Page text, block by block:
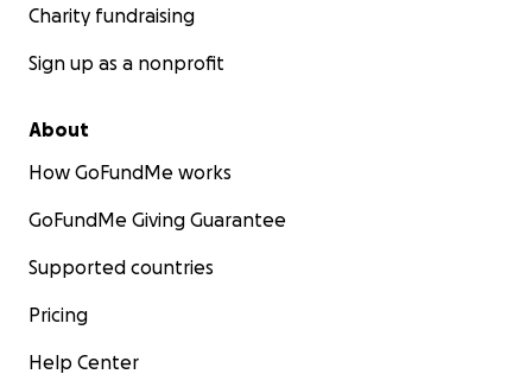
Charity fundraising
Sign up as a nonprofit
About
How GoFundMe works
GoFundMe Giving Guarantee
Supported countries
Pricing
Help Center